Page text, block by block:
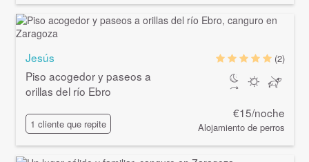
Jesús
Piso acogedor y paseos a
orillas del río Ebro
1 cliente que repite
(2)
€15/noche
Alojamiento de perros